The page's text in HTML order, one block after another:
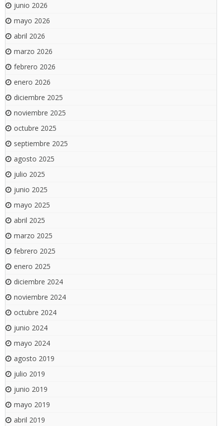
junio 2026
mayo 2026
abril 2026
marzo 2026
febrero 2026
enero 2026
diciembre 2025
noviembre 2025
octubre 2025
septiembre 2025
agosto 2025
julio 2025
junio 2025
mayo 2025
abril 2025
marzo 2025
febrero 2025
enero 2025
diciembre 2024
noviembre 2024
octubre 2024
junio 2024
mayo 2024
agosto 2019
julio 2019
junio 2019
mayo 2019
abril 2019